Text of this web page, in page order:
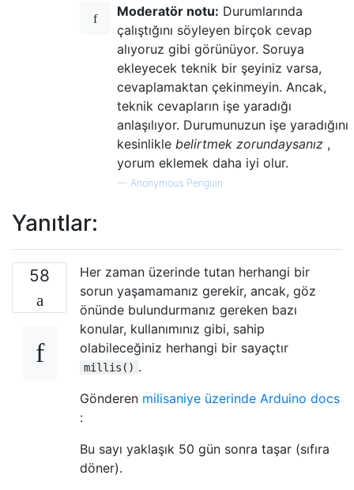
Moderatör notu: Durumlarında
çalıştığını söyleyen birçok cevap
alıyoruz gibi görünüyor. Soruya
ekleyecek teknik bir şeyiniz varsa,
cevaplamaktan çekinmeyin. Ancak,
teknik cevapların işe yaradığı
anlaşılıyor. Durumunuzun işe yaradığını
kesinlikle belirtmek zorundaysanız ,
yorum eklemek daha iyi olur.
— Anonymous Penguin
Yanıtlar:
58
Her zaman üzerinde tutan herhangi bir
sorun yaşamamanız gerekir, ancak, göz
önünde bulundurmanız gereken bazı
konular, kullanımınız gibi, sahip
olabileceğiniz herhangi bir sayaçtır
millis() .
Gönderen milisaniye üzerinde Arduino docs
:
Bu sayı yaklaşık 50 gün sonra taşar (sıfıra
döner).